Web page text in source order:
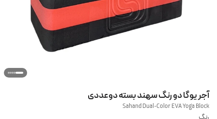
آجر یوگا دو رنگ سهند بسته دوعددی
Sahand Dual-Color EVA Yoga Block